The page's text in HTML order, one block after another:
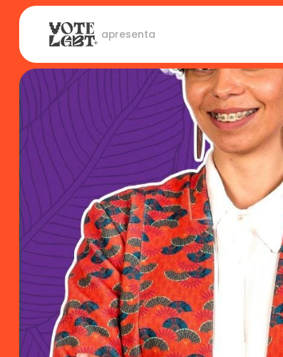
apresenta